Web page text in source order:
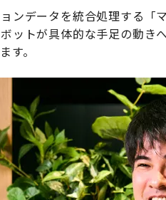
ンデータを統合処理する「
ットが具体的な手足の動き
す。